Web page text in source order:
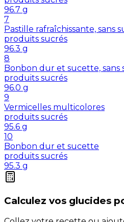
96.7 g
7
Pastille rafraîchissante, sans
produits sucrés
96.3 g
8
Bonbon dur et sucette, sans
produits sucrés
96.0 g
9
Vermicelles multicolores
produits sucrés
95.6 g
10
Bonbon dur et sucette
produits sucrés
95.3 g
Calculez vos glucides